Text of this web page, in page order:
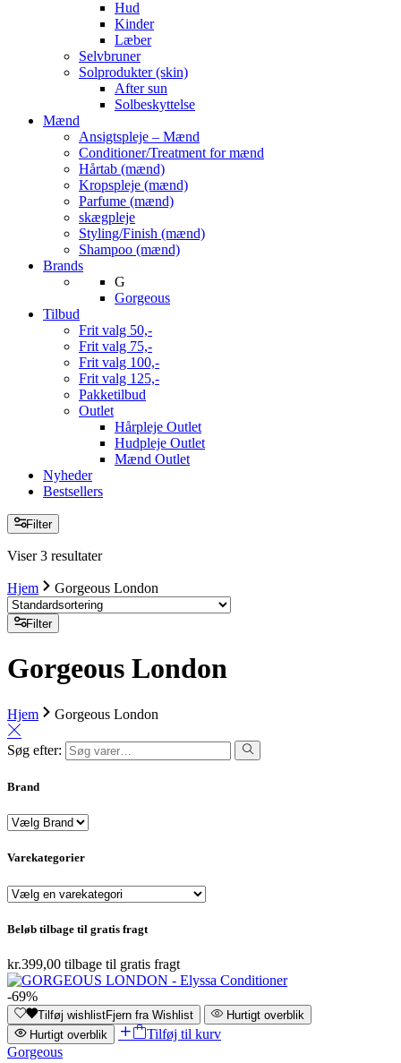
Hud
Kinder
Læber
Selvbruner
Solprodukter (skin)
After sun
Solbeskyttelse
Mænd
Ansigtspleje – Mænd
Conditioner/Treatment for mænd
Hårtab (mænd)
Kropspleje (mænd)
Parfume (mænd)
skægpleje
Styling/Finish (mænd)
Shampoo (mænd)
Brands
G
Gorgeous
Tilbud
Frit valg 50,-
Frit valg 75,-
Frit valg 100,-
Frit valg 125,-
Pakketilbud
Outlet
Hårpleje Outlet
Hudpleje Outlet
Mænd Outlet
Nyheder
Bestsellers
Filter
Viser 3 resultater
Hjem Gorgeous London
Filter
Gorgeous London
Hjem Gorgeous London
Søg efter:
Brand
Varekategorier
Beløb tilbage til gratis fragt
kr.399,00 tilbage til gratis fragt
-69%
Tilføj wishlistFjern fra Wishlist
Hurtigt overblik
Hurtigt overblik
Tilføj til kurv
Gorgeous